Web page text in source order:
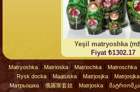
Yeşil matryoshka
Fiyat ₺1302.17
Matryoshka| Matrioska| Matriochka| Matroschka|
Rysk docka| Maatuska| Matrjosjka| Matrjosjka
Матрьошка 俄羅斯套娃 Matrjoska მატრიოშკა